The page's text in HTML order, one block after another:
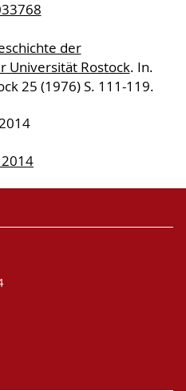
der
Universität Rostock. In.
25 (1976) S. 111-119.